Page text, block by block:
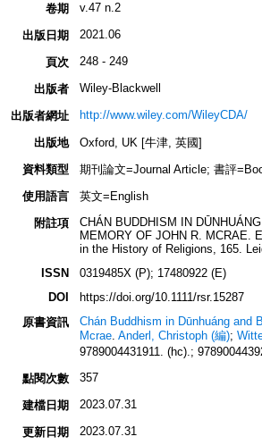
卷期 v.47 n.2
出版日期 2021.06
頁次 248 - 249
出版者 Wiley-Blackwell
出版者網址 http://www.wiley.com/WileyCDA/
出版地
Oxford, UK [牛津, 英國]
資料類型
期刊論文=Journal Article; 書評
使用語言
英文=English
附註項
CHÁN BUDDHISM IN
MEMORY OF JOHN R. MCRAE.
in the History of Religions, 165.
ISSN
0319485X (P); 17480922 (E)
DOI
https://doi.org/10.1111/rsr.15287
原書資訊
Chán Buddhism in Dūnhuáng and
Mcrae. Anderl, Christoph (編);
9789004431911. (hc).;
點閱次數
357
建檔日期 2023.07.31
更新日期 2023.07.31